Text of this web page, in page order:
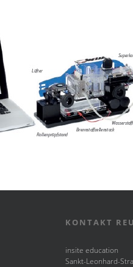
KONTAKT
insite education
Sankt-Leonhard-